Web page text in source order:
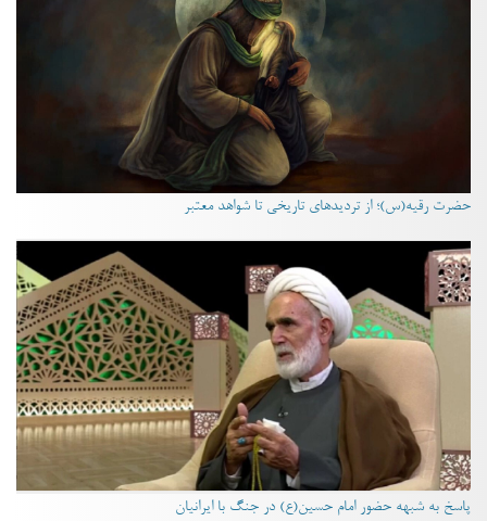
حضرت رقیه(س)؛ از تردیدهای تاریخی تا شواهد معتبر
پاسخ به شبهه حضور امام حسین(ع) در جنگ با ایرانیان